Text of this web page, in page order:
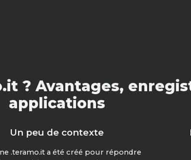
? Avantages,
applications
Un peu de contexte
.teramo.it a été créé pour répondre